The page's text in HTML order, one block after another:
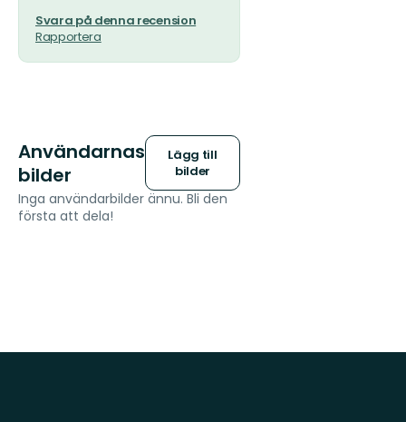
Svara på denna recension
Rapportera
Användarnas
bilder
Lägg till
bilder
Inga användarbilder ännu. Bli den
första att dela!